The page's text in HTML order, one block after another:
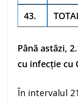
43.
Până astăzi,
cu infecție cu
În intervalul